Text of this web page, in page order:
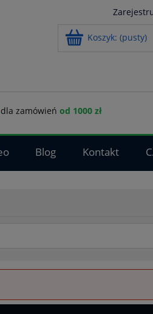
Koszyk: (pusty)
zamówień od 1000 zł
Blog Kontakt